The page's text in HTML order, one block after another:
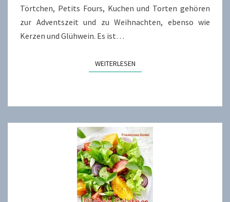
Törtchen, Petits Fours, Kuchen und Torten gehören
zur Adventszeit und zu Weihnachten, ebenso wie
Kerzen und Glühwein. Es ist…
WEITERLESENWEITERLESEN